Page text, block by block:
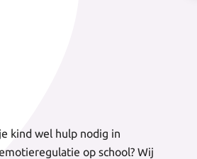
kind wel hulp nodig in
op school? Wij